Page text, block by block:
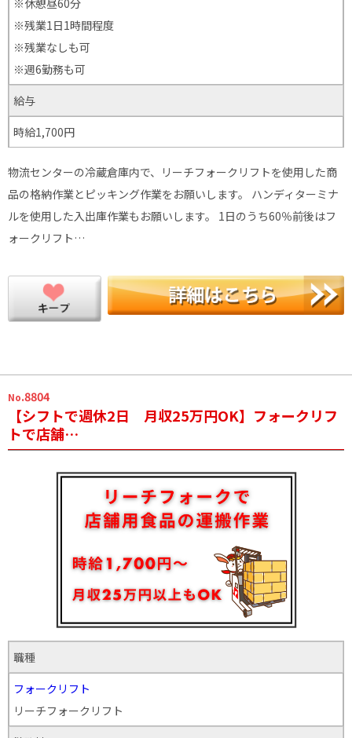
※休憩昼60分
※残業1日1時間程度
※残業なしも可
※週6勤務も可
給与
時給1,700円
物流センターの冷蔵倉庫内で、リーチフォークリフトを使用した商
品の格納作業とピッキング作業をお願いします。 ハンディターミナ
ルを使用した入出庫作業もお願いします。 1日のうち60％前後はフ
ォークリフト…
No.8804
【シフトで週休2日 月収25万円OK】フォークリフ
トで店舗…
職種
フォークリフト
リーチフォークリフト